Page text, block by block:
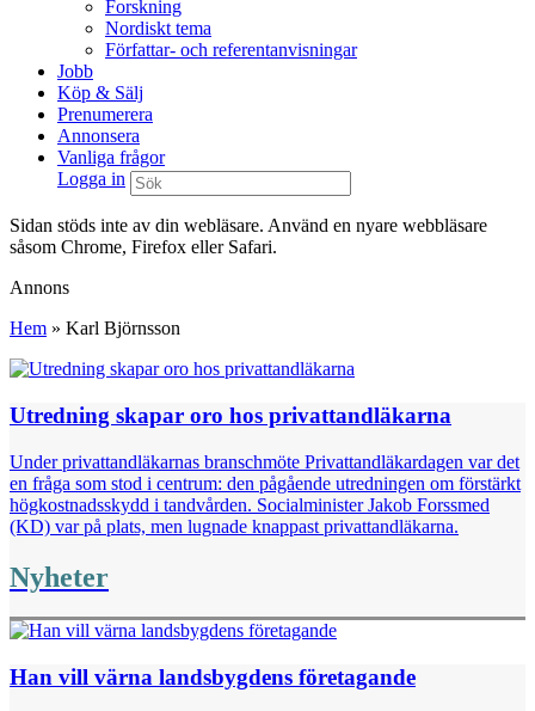
Forskning
Nordiskt tema
Författar- och referentanvisningar
Jobb
Köp & Sälj
Prenumerera
Annonsera
Vanliga frågor
Logga in
Sidan stöds inte av din webläsare. Använd en nyare webbläsare
såsom Chrome, Firefox eller Safari.
Annons
Hem » Karl Björnsson
Utredning skapar oro hos privattandläkarna
Under privattandläkarnas branschmöte Privattandläkardagen var det
en fråga som stod i centrum: den pågående utredningen om förstärkt
högkostnadsskydd i tandvården. Socialminister Jakob Forssmed
(KD) var på plats, men lugnade knappast privattandläkarna.
Nyheter
Han vill värna landsbygdens företagande